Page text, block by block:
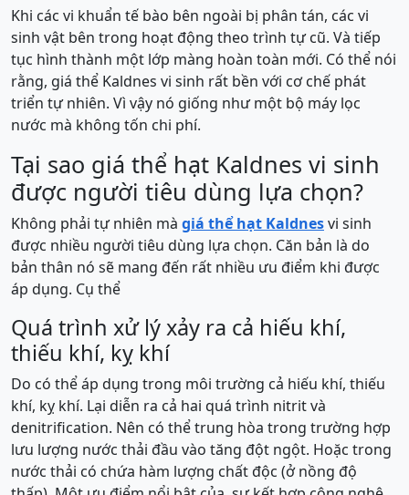
Khi các vi khuẩn tế bào bên ngoài bị phân tán, các vi
sinh vật bên trong hoạt động theo trình tự cũ. Và tiếp
tục hình thành một lớp màng hoàn toàn mới. Có thể nói
rằng, giá thể Kaldnes vi sinh rất bền với cơ chế phát
triển tự nhiên. Vì vậy nó giống như một bộ máy lọc
nước mà không tốn chi phí.
Tại sao giá thể hạt Kaldnes vi sinh
được người tiêu dùng lựa chọn?
Không phải tự nhiên mà giá thể hạt Kaldnesvi sinh
được nhiều người tiêu dùng lựa chọn. Căn bản là do
bản thân nó sẽ mang đến rất nhiều ưu điểm khi được
áp dụng. Cụ thể
Quá trình xử lý xảy ra cả hiếu khí,
thiếu khí, kỵ khí
Do có thể áp dụng trong môi trường cả hiếu khí, thiếu
khí, kỵ khí. Lại diễn ra cả hai quá trình nitrit và
denitrification. Nên có thể trung hòa trong trường hợp
lưu lượng nước thải đầu vào tăng đột ngột. Hoặc trong
nước thải có chứa hàm lượng chất độc (ở nồng độ